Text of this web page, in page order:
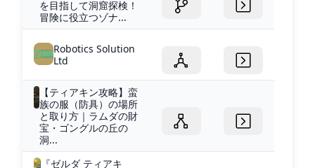
を目指して洞窟探検！
冒険に役立つゾナ...
Robotics Solution
Ltd
【ティアキン攻略】蛮
族の服（防具）の場所
と取り方｜ラムダの財
宝・ゴングルの丘の
洞...
『ゼルダ ティアキ